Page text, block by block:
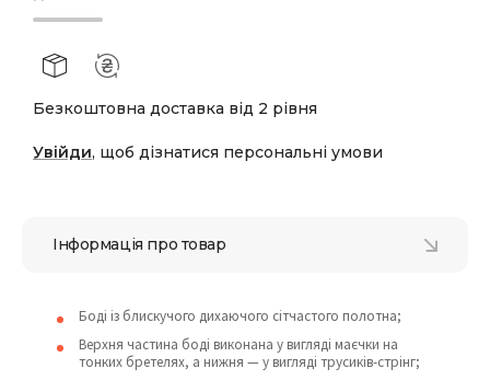
Безкоштовна доставка від 2 рівня
Увійди, щоб дізнатися персональні умови
Інформація про товар
Боді із блискучого дихаючого сітчастого полотна;
Верхня частина боді виконана у вигляді маєчки на
тонких бретелях, а нижня — у вигляді трусиків-стрінг;